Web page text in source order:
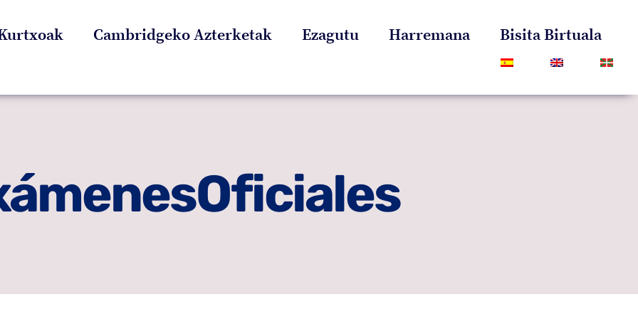
Cambridgeko Azterketak Ezagutu Harremana Bisita Birtuala